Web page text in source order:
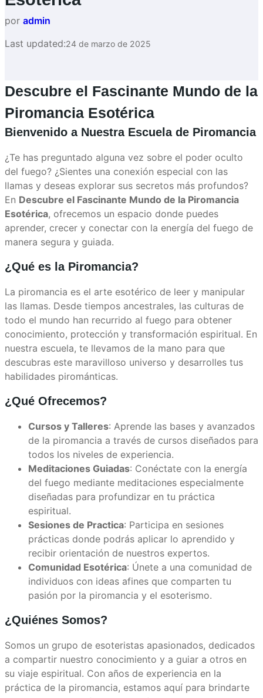
por admin
Last updated:24 de marzo de 2025
Descubre el Fascinante Mundo de la
Piromancia Esotérica
Bienvenido a Nuestra Escuela de Piromancia
¿Te has preguntado alguna vez sobre el poder oculto
del fuego? ¿Sientes una conexión especial con las
llamas y deseas explorar sus secretos más profundos?
En Descubre el Fascinante Mundo de la Piromancia
Esotérica, ofrecemos un espacio donde puedes
aprender, crecer y conectar con la energía del fuego de
manera segura y guiada.
¿Qué es la Piromancia?
La piromancia es el arte esotérico de leer y manipular
las llamas. Desde tiempos ancestrales, las culturas de
todo el mundo han recurrido al fuego para obtener
conocimiento, protección y transformación espiritual. En
nuestra escuela, te llevamos de la mano para que
descubras este maravilloso universo y desarrolles tus
habilidades pirománticas.
¿Qué Ofrecemos?
Cursos y Talleres: Aprende las bases y avanzados
de la piromancia a través de cursos diseñados para
todos los niveles de experiencia.
Meditaciones Guiadas: Conéctate con la energía
del fuego mediante meditaciones especialmente
diseñadas para profundizar en tu práctica
espiritual.
Sesiones de Practica: Participa en sesiones
prácticas donde podrás aplicar lo aprendido y
recibir orientación de nuestros expertos.
Comunidad Esotérica: Únete a una comunidad de
individuos con ideas afines que comparten tu
pasión por la piromancia y el esoterismo.
¿Quiénes Somos?
Somos un grupo de esoteristas apasionados, dedicados
a compartir nuestro conocimiento y a guiar a otros en
su viaje espiritual. Con años de experiencia en la
práctica de la piromancia, estamos aquí para brindarte